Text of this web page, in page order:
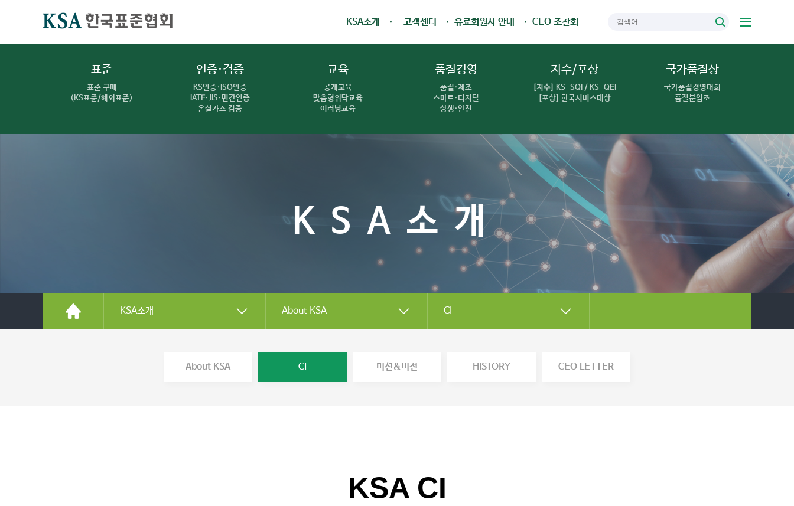
KSA소개 고객센터 유료회원사 안내 CEO 조찬회
표준
표준 구매
(KS표준/해외표준)
인증·검증
KS인증·ISO인증
IATF·JIS·민간인증
온실가스 검증
교육
공개교육
맞춤형위탁교육
이러닝교육
품질경영
품질·제조
스마트·디지털
상생·안전
지수/포상
[지수] KS-SQI / KS-QEI
[포상] 한국서비스대상
국가품질상
국가품질경영대회
품질분임조
KSA소개
KSA소개 About KSA CI
About KSA CI 미션&비전 HISTORY CEO LETTER
KSA CI